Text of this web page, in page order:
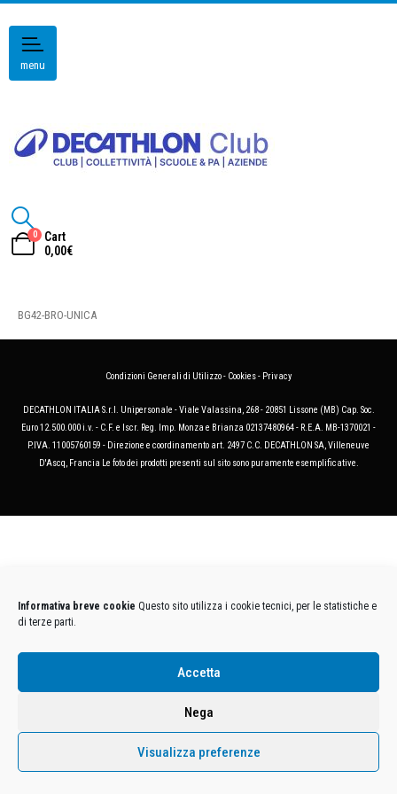
Informativa breve cookie Questo sito utilizza i cookie tecnici, per le statistiche e
di terze parti.
Accetta
Nega
Visualizza preferenze
menu
0
Cart
0,00€
BG42-BRO-UNICA
Condizioni Generali di Utilizzo- Cookies- Privacy
DECATHLON ITALIA S.r.l. Unipersonale - Viale Valassina, 268 - 20851 Lissone (MB) Cap. Soc.
Euro 12.500.000 i.v. - C.F. e Iscr. Reg. Imp. Monza e Brianza 02137480964 - R.E.A. MB-1370021 -
P.IVA. 11005760159 - Direzione e coordinamento art. 2497 C.C. DECATHLON SA, Villeneuve
D'Ascq, Francia Le foto dei prodotti presenti sul sito sono puramente esemplificative.